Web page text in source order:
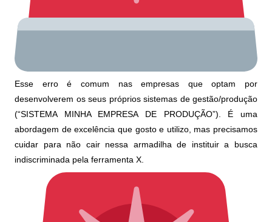
Esse erro é comum nas empresas que optam por
desenvolverem os seus próprios sistemas de gestão/produção
(“SISTEMA MINHA EMPRESA DE PRODUÇÃO”). É uma
abordagem de excelência que gosto e utilizo, mas precisamos
cuidar para não cair nessa armadilha de instituir a busca
indiscriminada pela ferramenta X.